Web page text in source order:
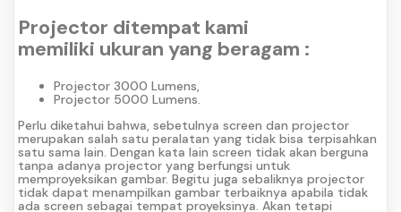
Projector ditempat kami
memiliki ukuran yang beragam :
Projector 3000 Lumens,
Projector 5000 Lumens.
Perlu diketahui bahwa, sebetulnya screen dan projector
merupakan salah satu peralatan yang tidak bisa terpisahkan
satu sama lain. Dengan kata lain screen tidak akan berguna
tanpa adanya projector yang berfungsi untuk
memproyeksikan gambar. Begitu juga sebaliknya projector
tidak dapat menampilkan gambar terbaiknya apabila tidak
ada screen sebagai tempat proyeksinya. Akan tetapi